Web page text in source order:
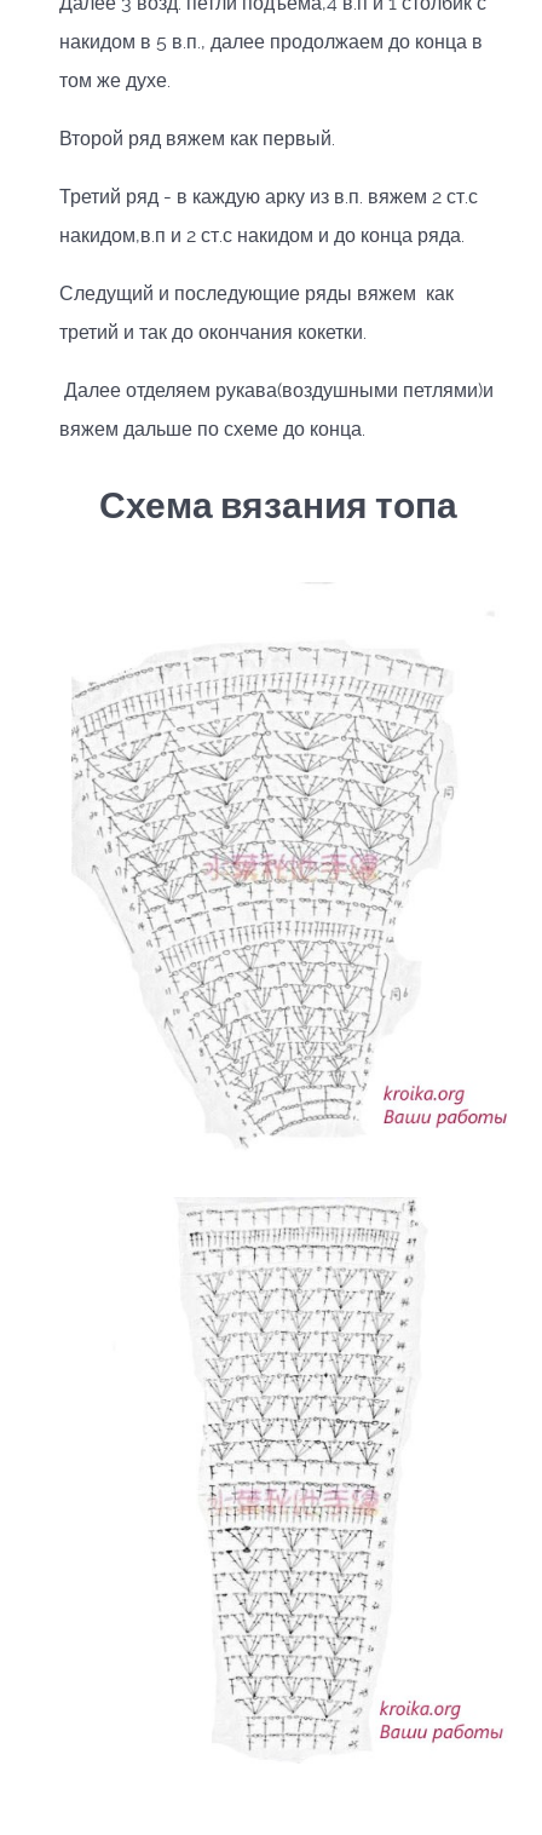
накидом в 5 в.п., далее продолжаем до конца в
том же духе.
Второй ряд вяжем как первый.
Третий ряд - в каждую арку из в.п. вяжем 2 ст.с
накидом,в.п и 2 ст.с накидом и до конца ряда.
Следущий и последующие ряды вяжем как
третий и так до окончания кокетки.
Далее отделяем рукава(воздушными петлями)и
вяжем дальше по схеме до конца.
Схема вязания топа